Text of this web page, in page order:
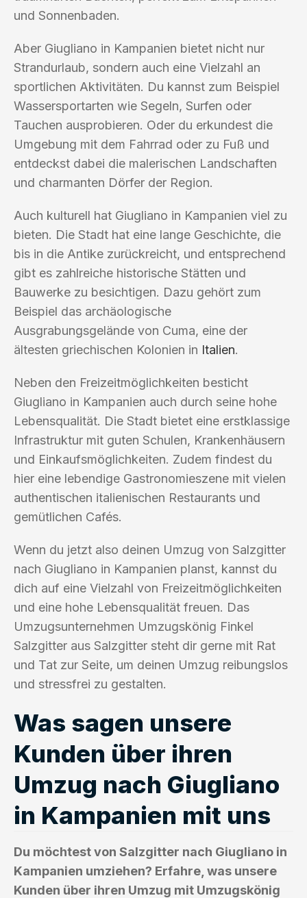
und Sonnenbaden.
Aber Giugliano in Kampanien bietet nicht nur
Strandurlaub, sondern auch eine Vielzahl an
sportlichen Aktivitäten. Du kannst zum Beispiel
Wassersportarten wie Segeln, Surfen oder
Tauchen ausprobieren. Oder du erkundest die
Umgebung mit dem Fahrrad oder zu Fuß und
entdeckst dabei die malerischen Landschaften
und charmanten Dörfer der Region.
Auch kulturell hat Giugliano in Kampanien viel zu
bieten. Die Stadt hat eine lange Geschichte, die
bis in die Antike zurückreicht, und entsprechend
gibt es zahlreiche historische Stätten und
Bauwerke zu besichtigen. Dazu gehört zum
Beispiel das archäologische
Ausgrabungsgelände von Cuma, eine der
ältesten griechischen Kolonien in Italien.
Neben den Freizeitmöglichkeiten besticht
Giugliano in Kampanien auch durch seine hohe
Lebensqualität. Die Stadt bietet eine erstklassige
Infrastruktur mit guten Schulen, Krankenhäusern
und Einkaufsmöglichkeiten. Zudem findest du
hier eine lebendige Gastronomieszene mit vielen
authentischen italienischen Restaurants und
gemütlichen Cafés.
Wenn du jetzt also deinen Umzug von Salzgitter
nach Giugliano in Kampanien planst, kannst du
dich auf eine Vielzahl von Freizeitmöglichkeiten
und eine hohe Lebensqualität freuen. Das
Umzugsunternehmen Umzugskönig Finkel
Salzgitter aus Salzgitter steht dir gerne mit Rat
und Tat zur Seite, um deinen Umzug reibungslos
und stressfrei zu gestalten.
Was sagen unsere
Kunden über ihren
Umzug nach Giugliano
in Kampanien mit uns
Du möchtest von Salzgitter nach Giugliano in
Kampanien umziehen? Erfahre, was unsere
Kunden über ihren Umzug mit Umzugskönig